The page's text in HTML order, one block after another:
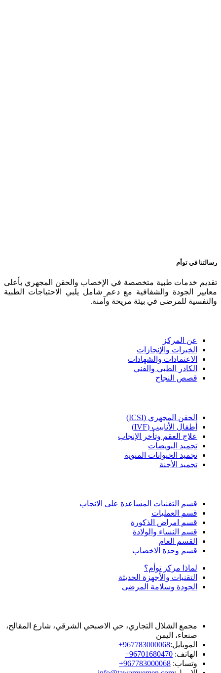
رسالتنا في توأم
تقديم خدمات طبية متخصصة في الإخصاب والحقن المجهري بأعلى
معايير الجودة والشفافية مع دعم شامل يلبي الاحتياجات الطبية
والنفسية للمرضى في بيئة مريحة وآمنة.
عن المركز
الخبرات والإنجازات
الاعتمادات والشهادات
الكادر الطبي والفني
قصص النجاح
الحقن المجهري (ICSI)
أطفال الأنابيب (IVF)
علاج العقم وتأخر الإنجاب
تجميد البويضات
تجميد الحيوانات المنوية
تجميد الأجنة
قسم التقنيات المساعدة على الانجاب
قسم العمليات
قسم امراض الذكورة
قسم النساء والولادة
القسم العام
قسم وحدة الاخصاب
لماذا مركز توأم؟
التقنيات والأجهزة الحديثة
الجودة وسلامة المرضى
مجمع الشلال التجاري، حي الاصبحي الشرقي، شارع المقالح،
صنعاء‎، اليمن
الموبايل:967783000068+
الهاتف: 96701680470+
وتساب: 967783000068+